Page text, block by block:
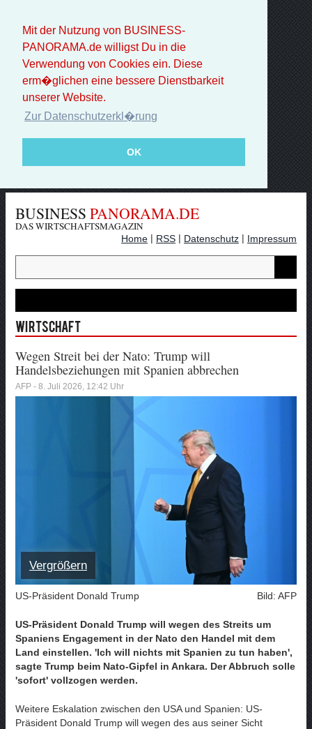
Mit der Nutzung von BUSINESS-
PANORAMA.de willigst Du in die
Verwendung von Cookies ein. Diese
erm�glichen eine bessere Dienstbarkeit
unserer Website.
Zur Datenschutzerkl�rung
OK
BUSINESS PANORAMA.DE
DAS WIRTSCHAFTSMAGAZIN
Home | RSS | Datenschutz | Impressum
Wirtschaft
Wegen Streit bei der Nato: Trump will
Handelsbeziehungen mit Spanien abbrechen
AFP - 8. Juli 2026, 12:42 Uhr
Vergrößern
US-Präsident Donald Trump Bild: AFP
US-Präsident Donald Trump will wegen des Streits um
Spaniens Engagement in der Nato den Handel mit dem
Land einstellen. 'Ich will nichts mit Spanien zu tun haben',
sagte Trump beim Nato-Gipfel in Ankara. Der Abbruch solle
'sofort' vollzogen werden.
Weitere Eskalation zwischen den USA und Spanien: US-
Präsident Donald Trump will wegen des aus seiner Sicht